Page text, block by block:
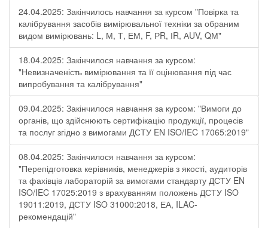
24.04.2025: Закінчилось навчання за курсом "Повірка та
калібрування засобів вимірювальної техніки за обраним
видом вимірювань: L, М, Т, ЕМ, F, РR, ІR, АUV, QМ"
18.04.2025: Закінчилося навчання за курсом:
"Невизначеність вимірювання та її оцінювання під час
випробування та калібрування"
09.04.2025: Закінчилося навчання за курсом: "Вимоги до
органів, що здійснюють сертифікацію продукції, процесів
та послуг згідно з вимогами ДСТУ EN ISO/IEC 17065:2019"
08.04.2025: Закінчилося навчання за курсом:
"Перепідготовка керівників, менеджерів з якості, аудиторів
та фахівців лабораторій за вимогами стандарту ДСТУ EN
ISO/IEC 17025:2019 з врахуванням положень ДСТУ ISO
19011:2019, ДСТУ ISO 31000:2018, ЕА, ILAC-
рекомендацій"